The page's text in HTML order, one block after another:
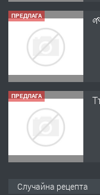
ПРЕДЛАГА
ПРЕДЛАГА
Случайна рецепта